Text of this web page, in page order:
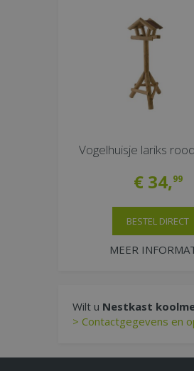
Vogelhuisje lariks
€ 34,99
MEER
BESTEL DIRECT
Wilt u Nestkast
> Contactgegevens en